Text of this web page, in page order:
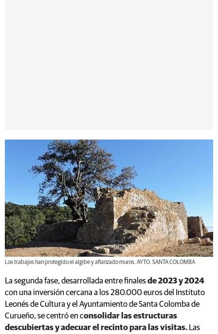
Los trabajos han protegido el algibe y afianzado muros. AYTO. SANTA COLOMBA
La segunda fase, desarrollada entre finalesde 2023 y 2024
con una inversión cercana a los 280.000 euros del Instituto
Leonés de Cultura y el Ayuntamiento de Santa Colomba de
Curueño, se centró en consolidar las estructuras
descubiertas y adecuar el recinto para las visitas. Las